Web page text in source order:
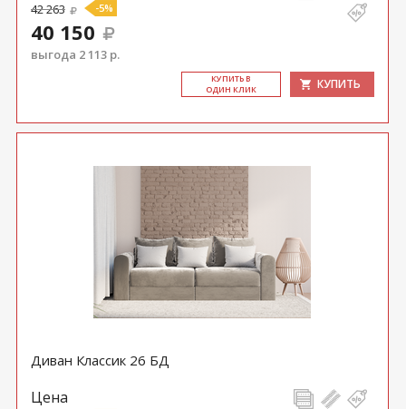
42 263 -5%
40 150
выгода 2 113 р.
КУ­ПИТЬ В
ОДИН КЛИК
КУПИТЬ
Диван Классик 26 БД
Цена